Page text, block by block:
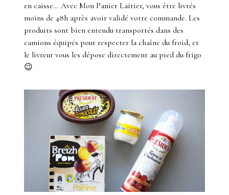
en caisse… Avec Mon Panier Laitier, vous être livrés
moins de 48h après avoir validé votre commande. Les
produits sont bien entendu transportés dans des
camions équipés pour respecter la chaîne du froid, et
le livreur vous les dépose directement au pied du frigo
😉